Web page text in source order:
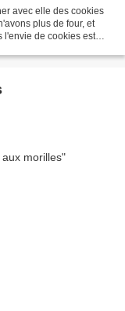
avec elle des cookies
plus de four, et
l'envie de cookies est